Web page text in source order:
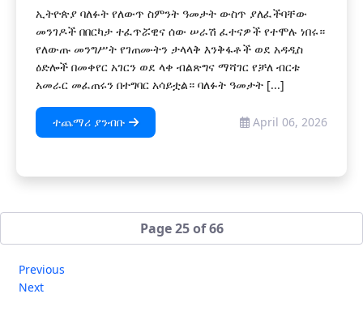
ኢትዮጵያ ባለፉት የለውጥ ስምንት ዓመታት ውስጥ ያለፈችባቸው
መንገዶች በበርካታ ተፈጥሯዊና ሰው ሠራሽ ፈተናዎች የተሞሉ ነበሩ።
የለውጡ መንግሥት የገጠሙትን ታላላቅ እንቅፋቶች ወደ አዳዲስ
ዕድሎች በመቀየር አገርን ወደ ላቀ ብልጽግና ማሻገር የቻለ ብርቱ
አመራር መፈጠሩን በተግባር አሳይቷል። ባለፉት ዓመታት [...]
ተጨማሪ ያንብቡ April 06, 2026
Page 25 of 66
Previous
Next